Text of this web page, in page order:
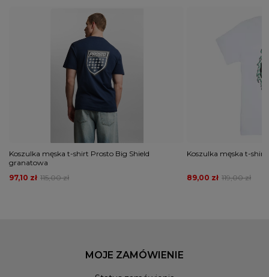
Koszulka męska t-shirt Prosto Big Shield
granatowa
115,00 zł
97,10 zł
Koszulka męska t-shirt
119,00 zł
89,00 zł
MOJE ZAMÓWIENIE